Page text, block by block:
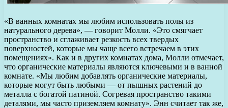
«В ванных комнатах мы любим использовать полы из
натурального дерева», — говорит Молли. «Это смягчает
пространство и сглаживает резкость всех твердых
поверхностей, которые мы чаще всего встречаем в этих
помещениях». Как и в других комнатах дома, Молли отмечает,
что органические материалы являются ключевыми и в ванной
комнате. «Мы любим добавлять органические материалы,
которые могут быть любыми — от пышных растений до
металла с богатой патиной. Согревая пространство такими
деталями, мы часто приземляем комнату». Энн считает так же,